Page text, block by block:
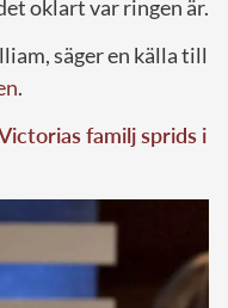
oklart var ringen är.
säger en källa till
.
familj sprids i